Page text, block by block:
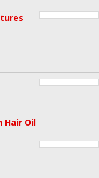
Hair Oil